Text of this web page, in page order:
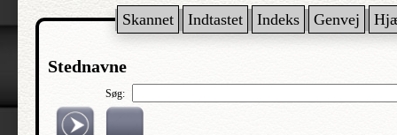
Skannet Indtastet Indeks Genvej
Stednavne
Søg: